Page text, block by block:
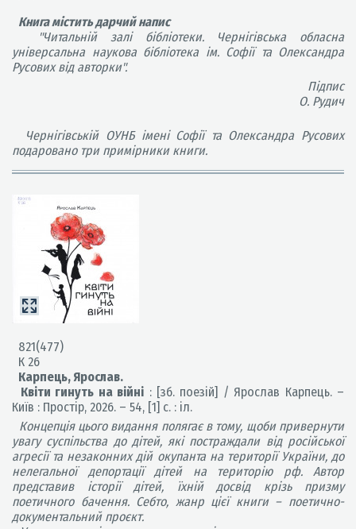
Книга містить дарчий напис
"Читальній залі бібліотеки. Чернігівська обласна
універсальна наукова бібліотека ім. Софії та Олександра
Русових від авторки".
Підпис
О. Рудич
Чернігівській ОУНБ імені Софії та Олександра Русових
подаровано три примірники книги.
821(477)
К 26
Карпець, Ярослав.
Квіти гинуть на війні : [зб. поезій] / Ярослав Карпець. –
Київ : Простір, 2026. – 54, [1] с. : іл.
Концепція цього видання полягає в тому, щоби привернути
увагу суспільства до дітей, які постраждали від російської
агресії та незаконних дій окупанта на території України, до
нелегальної депортації дітей на територію рф. Автор
представив історії дітей, їхній досвід крізь призму
поетичного бачення. Себто, жанр цієї книги – поетично-
документальний проєкт.